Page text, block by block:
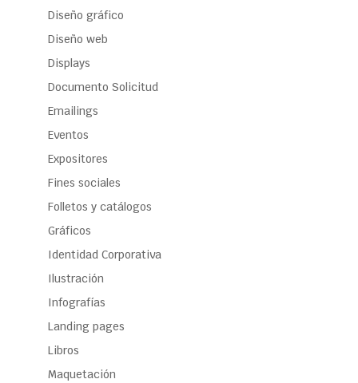
Diseño gráfico
Diseño web
Displays
Documento Solicitud
Emailings
Eventos
Expositores
Fines sociales
Folletos y catálogos
Gráficos
Identidad Corporativa
Ilustración
Infografías
Landing pages
Libros
Maquetación